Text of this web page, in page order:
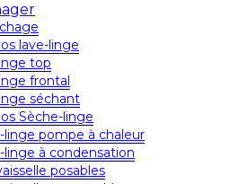
lave-linge
top
frontal
séchant
Sèche-linge
linge pompe à chaleur
linge à condensation
posables